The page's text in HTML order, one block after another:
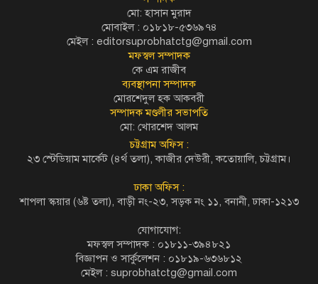
মো: হাসান মুরাদ
মোবাইল : ০১৮১৮-৫৩৬৯৭৪
মেইল : editorsuprobhatctg@gmail.com
মফস্বল সম্পাদক
কে এম রাজীব
ব্যবস্থাপনা সম্পাদক
মোরশেদুল হক আকবরী
সম্পাদক মণ্ডলীর সভাপতি
মো: খোরশেদ আলম
চট্টগ্রাম অফিস :
২৩ স্টেডিয়াম মার্কেট (৪র্থ তলা), কাজীর দেউরী, কতোয়ালি, চট্টগ্রাম।
ঢাকা অফিস :
শাপলা স্কয়ার (৬ষ্ট তলা), বাড়ী নং-২৩, সড়ক নং ১১, বনানী, ঢাকা-১২১৩
যোগাযোগ:
মফস্বল সম্পাদক : ০১৮১১-৩৯৪৮২১
বিজ্ঞাপন ও সার্কুলেশন : ০১৮১৯-৬৩৬৮১২
মেইল : suprobhatctg@gmail.com